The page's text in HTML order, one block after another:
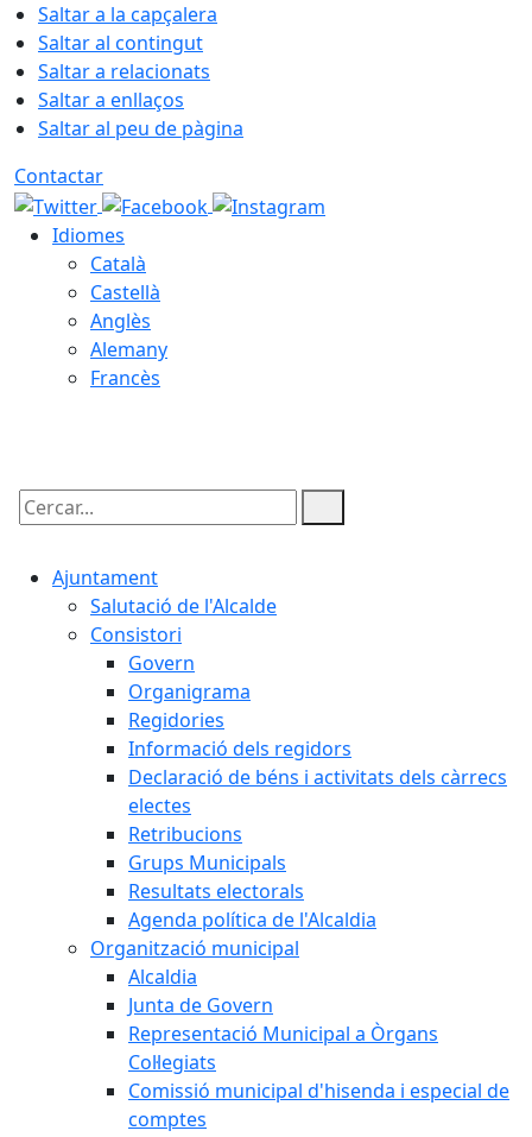
Saltar a la capçalera
Saltar al contingut
Saltar a relacionats
Saltar a enllaços
Saltar al peu de pàgina
Contactar
Idiomes
Català
Castellà
Anglès
Alemany
Francès
Cercar:
Ajuntament
Salutació de l'Alcalde
Consistori
Govern
Organigrama
Regidories
Informació dels regidors
Declaració de béns i activitats dels càrrecs
electes
Retribucions
Grups Municipals
Resultats electorals
Agenda política de l'Alcaldia
Organització municipal
Alcaldia
Junta de Govern
Representació Municipal a Òrgans
Col·legiats
Comissió municipal d'hisenda i especial de
comptes